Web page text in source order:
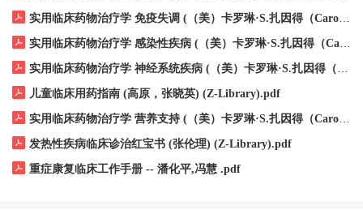
实用临床药物治疗学 免疫失调 (（美）卡罗琳·S.扎因得（Caroline·S.Zeind）主编；张雅敏，徐彦贵主译) (Z-Library).pdf
实用临床药物治疗学 感染性疾病 (（美）卡罗琳·S.扎因得（Caroline·S.Zeind）主编；夏培元，吕晓菊，杨帆主译) (Z-Library).pdf
实用临床药物治疗学 神经系统疾病 (（美）卡罗琳·S.扎因得（Caroline·S.Zeind）主编；王长连，吴钢主译) (Z-Library).pdf
儿童临床用药指南 (高原，张晓英) (Z-Library).pdf
实用临床药物治疗学 营养支持 (（美）卡罗琳·S.扎因得（Caroline·S.Zeind）主编；吕迁洲主译) (Z-Library).pdf
发热性疾病临床诊治红宝书 (张伦理) (Z-Library).pdf
重症康复临床工作手册 -- 潘化平,冯慧 .pdf